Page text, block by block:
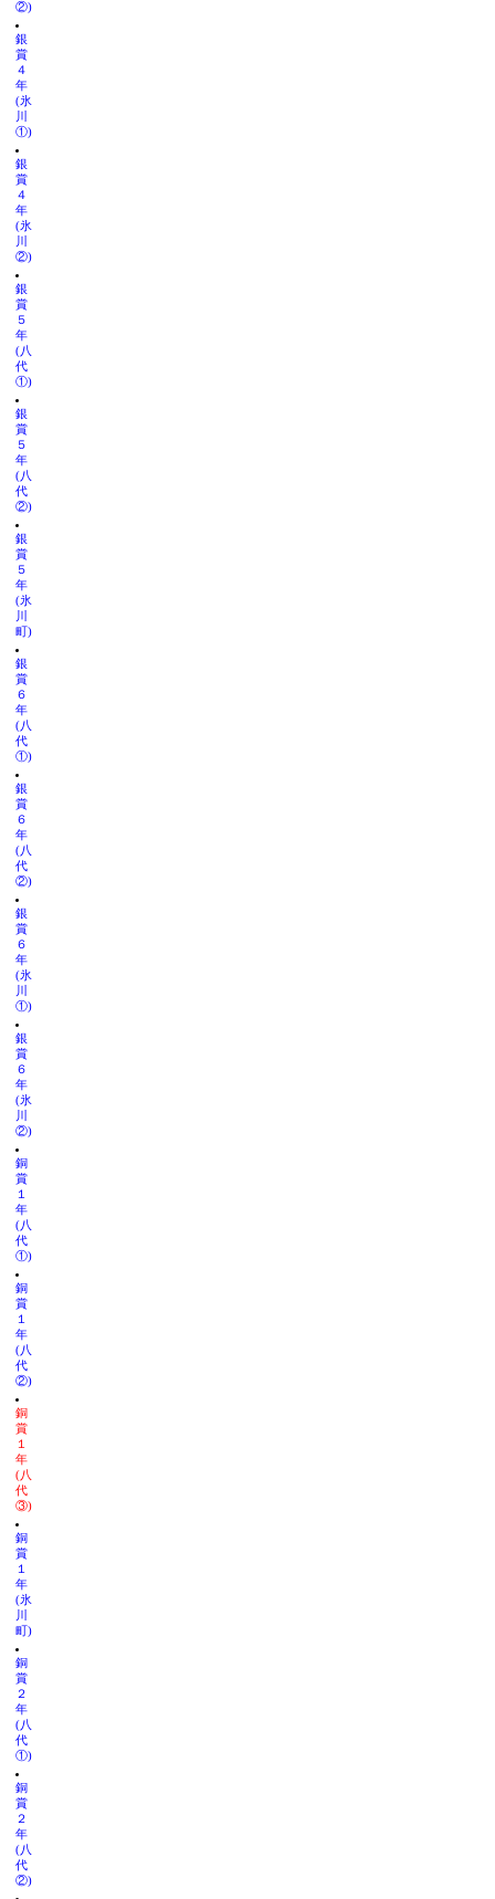
②)
銀
賞
４
年
(氷
川
①)
銀
賞
４
年
(氷
川
②)
銀
賞
５
年
(八
代
①)
銀
賞
５
年
(八
代
②)
銀
賞
５
年
(氷
川
町)
銀
賞
６
年
(八
代
①)
銀
賞
６
年
(八
代
②)
銀
賞
６
年
(氷
川
①)
銀
賞
６
年
(氷
川
②)
銅
賞
１
年
(八
代
①)
銅
賞
１
年
(八
代
②)
銅
賞
１
年
(八
代
③)
銅
賞
１
年
(氷
川
町)
銅
賞
２
年
(八
代
①)
銅
賞
２
年
(八
代
②)